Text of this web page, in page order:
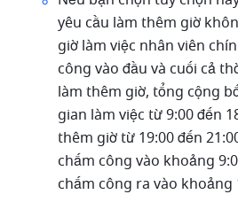
yêu cầu làm thêm giờ
giờ làm việc nhân viên
công vào đầu và cuối cả
làm thêm giờ, tổng cộng
gian làm việc từ 9:00 đến
thêm giờ từ 19:00 đến
chấm công vào khoảng
chấm công ra vào khoảng